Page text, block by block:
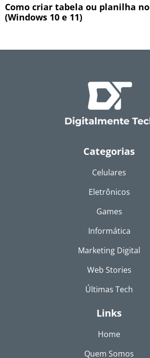
Como criar tabela ou planilha no
(Windows 10 e 11)
Categorias
Celulares
Eletrônicos
Games
Informática
Marketing Digital
Web Stories
Últimas Tech
Links
Home
Quem Somos